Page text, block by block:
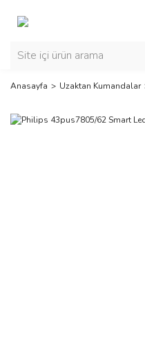
Anasayfa Uzaktan Kumandalar